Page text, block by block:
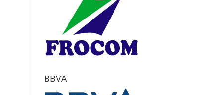
BBVA